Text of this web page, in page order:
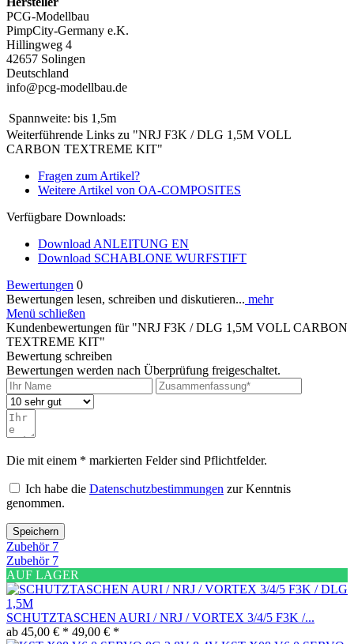
PCG-Modellbau
PimpCity-Germany e.K.
Hillingweg 4
42657 Solingen
Deutschland
info@pcg-modellbau.de
Spannweite: bis 1,5m
Weiterführende Links zu "NRJ F3K / DLG 1,5M VOLL
CARBON TEXTREME KIT"
Fragen zum Artikel?
Weitere Artikel von OA-COMPOSITES
Verfügbare Downloads:
Download ANLEITUNG EN
Download SCHABLONE WURFSTIFT
Bewertungen 0
Bewertungen lesen, schreiben und diskutieren... mehr
Menü schließen
Kundenbewertungen für "NRJ F3K / DLG 1,5M VOLL CARBON
TEXTREME KIT"
Bewertung schreiben
Bewertungen werden nach Überprüfung freigeschaltet.
Die mit einem * markierten Felder sind Pflichtfelder.
Ich habe die Datenschutzbestimmungen zur Kenntnis
genommen.
Speichern
Zubehör 7
Zubehör 7
AUF LAGER
SCHUTZTASCHEN AURI / NRJ / VORTEX 3/4/5 F3K /...
ab 45,00 € * 49,00 € *